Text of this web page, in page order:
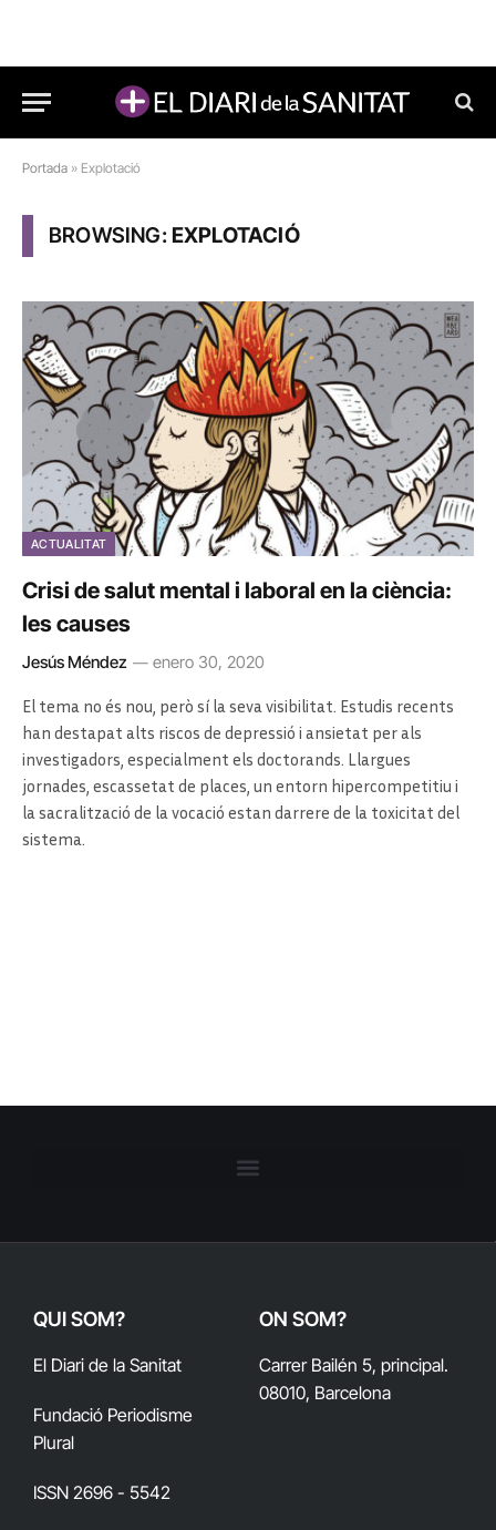
Portada » Explotació
BROWSING:EXPLOTACIÓ
ACTUALITAT
Crisi de salut mental i laboral en la ciència:
les causes
Jesús Méndez enero 30, 2020
El tema no és nou, però sí la seva visibilitat. Estudis recents
han destapat alts riscos de depressió i ansietat per als
investigadors, especialment els doctorands. Llargues
jornades, escassetat de places, un entorn hipercompetitiu i
la sacralització de la vocació estan darrere de la toxicitat del
sistema.
QUI SOM?
El Diari de la Sanitat
Fundació Periodisme
Plural
ISSN 2696 - 5542
ON SOM?
Carrer Bailén 5, principal.
08010, Barcelona